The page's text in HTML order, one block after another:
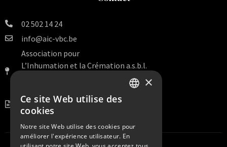
02 502 14 24
info@aic-vbc.be
Association pour
L’Inhumation et la Crémation a.s.b.l.
BE 0456.099.938
×
Ce site Web utilise des
cookies
Notre site Web utilise des cookies pour
améliorer l'expérience utilisateur. En